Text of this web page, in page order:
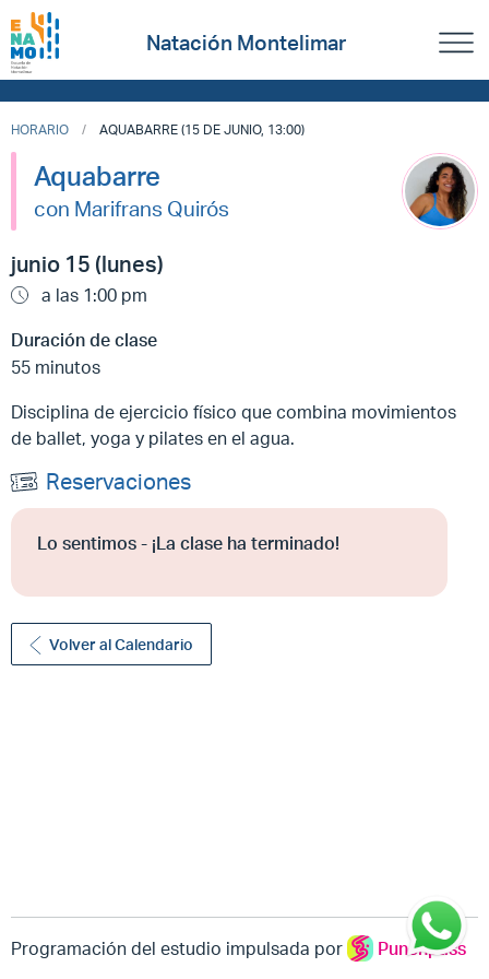
Natación Montelimar
HORARIO AQUABARRE (15 DE JUNIO, 13:00)
Aquabarre
con Marifrans Quirós
junio 15 (lunes)
a las 1:00 pm
Duración de clase
55 minutos
Disciplina de ejercicio físico que combina movimientos
de ballet, yoga y pilates en el agua.
Reservaciones
Lo sentimos - ¡La clase ha terminado!
Volver al Calendario
Programación del estudio impulsada por Punchpass